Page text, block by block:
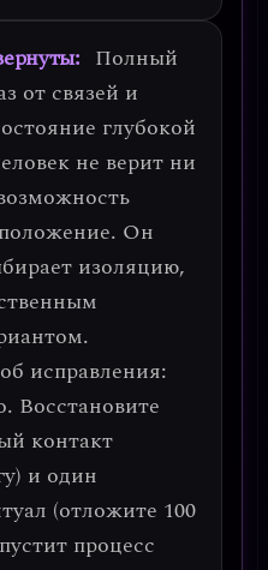
Полный
от связей и
глубокой
не верит ни
Он
изоляцию,
исправления:
Восстановите
контакт
и один
(отложите 100
процесс